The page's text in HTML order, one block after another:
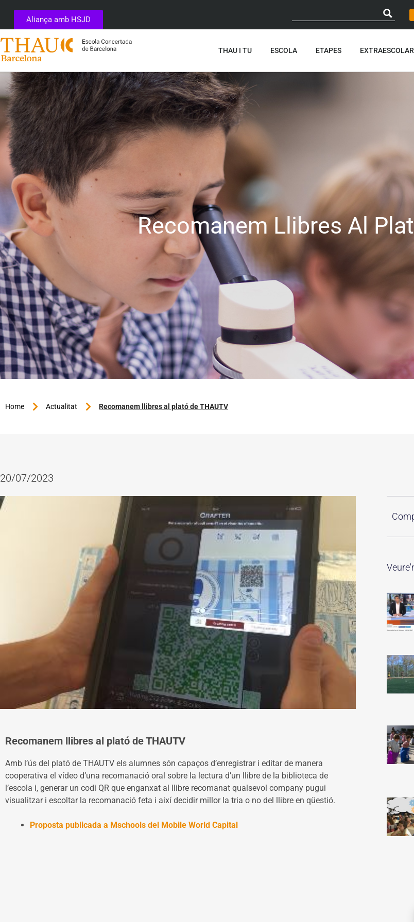
Aliança amb HSJD
THAU I TU ESCOLA ETAPES
Recomanem Llibres Al
Home Actualitat Recomanem llibres al plató de THAUTV
20/07/2023
Recomanem llibres al plató de THAUTV
Amb l’ús del plató de THAUTV els alumnes són capaços d’enregistrar i editar de manera
cooperativa el vídeo d’una recomanació oral sobre la lectura d’un llibre de la biblioteca de
l’escola i, generar un codi QR que enganxat al llibre recomanat qualsevol company pugui
visualitzar i escoltar la recomanació feta i així decidir millor la tria o no del llibre en qüestió.
Proposta publicada a Mschools del Mobile World Capital